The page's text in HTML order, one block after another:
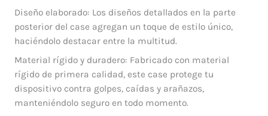
Diseño elaborado: Los diseños detallados en la parte
posterior del case agregan un toque de estilo único,
haciéndolo destacar entre la multitud.
Material rígido y duradero: Fabricado con material
rígido de primera calidad, este case protege tu
dispositivo contra golpes, caídas y arañazos,
manteniéndolo seguro en todo momento.